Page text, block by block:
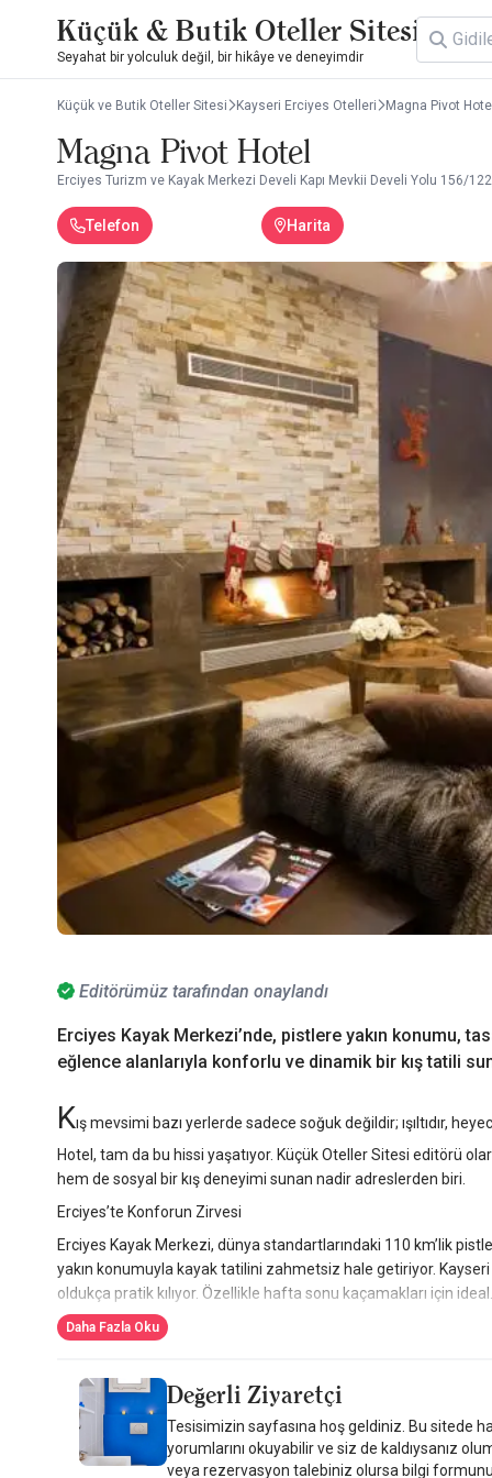
Küçük & Butik Oteller Sitesi
Seyahat bir yolculuk değil, bir hikâye ve deneyimdir
Küçük ve Butik Oteller Sitesi Kayseri Erciyes Otelleri Magna Pivot Hotel
Magna Pivot Hotel
Erciyes Turizm ve Kayak Merkezi Develi Kapı Mevkii Develi Yolu 156/
Telefon Harita
Editörümüz tarafından onaylandı
Erciyes Kayak Merkezi’nde, pistlere yakın konumu,
eğlence alanlarıyla konforlu ve dinamik bir kış tatili
Kış mevsimi bazı yerlerde sadece soğuk değildir; ışıltıdır,
Hotel, tam da bu hissi yaşatıyor. Küçük Oteller Sitesi editörü
hem de sosyal bir kış deneyimi sunan nadir adreslerden biri.
Erciyes’te Konforun Zirvesi
Erciyes Kayak Merkezi, dünya standartlarındaki 110 km’lik
yakın konumuyla kayak tatilini zahmetsiz hale getiriyor. Kayseri
oldukça pratik kılıyor. Özellikle hafta sonu kaçamakları için ideal.
Atmosfer: Dağ Evi Sıcaklığı + Modern Lüks
konforun birleşimi.
38 odadan oluşan tesiste;
Standart Odalar
Daha Fazla Oku
Değerli Ziyaretçi
Tesisimizin sayfasına hoş geldiniz. Bu sitede
yorumlarını okuyabilir ve siz de kaldıysanız
veya rezervasyon talebiniz olursa bilgi